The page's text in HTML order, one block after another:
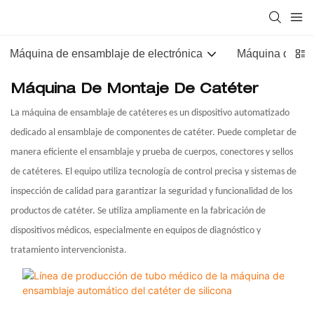
Máquina de ensamblaje de electrónica Máquina de
Máquina De Montaje De Catéter
La máquina de ensamblaje de catéteres es un dispositivo automatizado
dedicado al ensamblaje de componentes de catéter. Puede completar de
manera eficiente el ensamblaje y prueba de cuerpos, conectores y sellos
de catéteres. El equipo utiliza tecnología de control precisa y sistemas de
inspección de calidad para garantizar la seguridad y funcionalidad de los
productos de catéter. Se utiliza ampliamente en la fabricación de
dispositivos médicos, especialmente en equipos de diagnóstico y
tratamiento intervencionista.